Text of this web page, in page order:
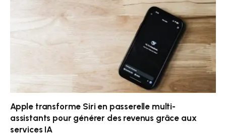
Apple transforme Siri en passerelle multi-
assistants pour générer des revenus grâce aux
services IA